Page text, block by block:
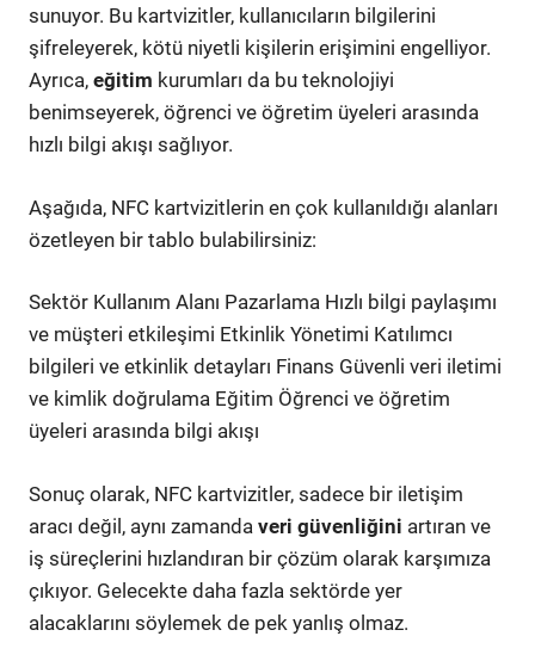
sunuyor. Bu kartvizitler, kullanıcıların bilgilerini
şifreleyerek, kötü niyetli kişilerin erişimini engelliyor.
Ayrıca, eğitim kurumları da bu teknolojiyi
benimseyerek, öğrenci ve öğretim üyeleri arasında
hızlı bilgi akışı sağlıyor.
Aşağıda, NFC kartvizitlerin en çok kullanıldığı alanları
özetleyen bir tablo bulabilirsiniz:
Sektör Kullanım Alanı Pazarlama Hızlı bilgi paylaşımı
ve müşteri etkileşimi Etkinlik Yönetimi Katılımcı
bilgileri ve etkinlik detayları Finans Güvenli veri iletimi
ve kimlik doğrulama Eğitim Öğrenci ve öğretim
üyeleri arasında bilgi akışı
Sonuç olarak, NFC kartvizitler, sadece bir iletişim
aracı değil, aynı zamanda veri güvenliğini artıran ve
iş süreçlerini hızlandıran bir çözüm olarak karşımıza
çıkıyor. Gelecekte daha fazla sektörde yer
alacaklarını söylemek de pek yanlış olmaz.